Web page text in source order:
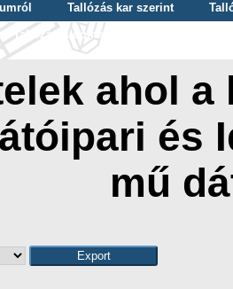
Tallózás kar szerint
Tallózás tudományterület szerint
ahol
és
mű